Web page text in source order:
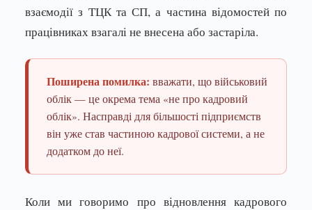
взаємодії з ТЦК та СП, а частина відомостей по
працівниках взагалі не внесена або застаріла.
Поширена помилка: вважати, що військовий
облік — це окрема тема «не про кадровий
облік». Насправді для більшості підприємств
він уже став частиною кадрової системи, а не
додатком до неї.
Коли ми говоримо про відновлення кадрового